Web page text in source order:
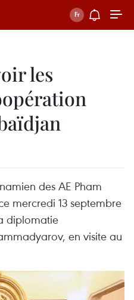
les
des AE Pham
mercredi 13 septembre
diplomatie
en visite au